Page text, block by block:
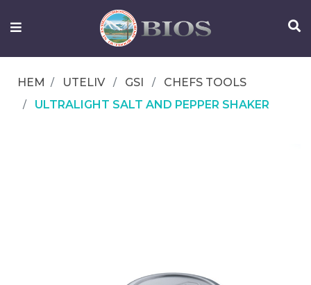
FISKEUTRUSTNING
OM
IFISH
HEM UTELIV GSI
CHEFS TOOLS
ULTRALIGHT SALT AND PEPPER SHAKER